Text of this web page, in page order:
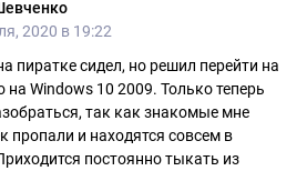
2020 в 19:22
пиратке сидел, но решил перейти на
на Windows 10 2009. Только теперь
так как знакомые мне
пропали и находятся совсем в
постоянно тыкать из